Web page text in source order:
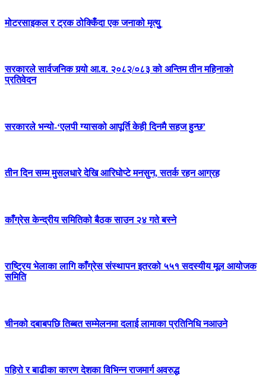
मोटरसाइकल र ट्रक ठोक्किँदा एक जनाको मृत्युु
सरकारले सार्वजनिक गर्‍यो आ.व. २०८२/०८३ को अन्तिम तीन महिनाको
प्रतिवेदन
सरकारले भन्यो-‘एलपी ग्यासको आपूर्ति केही दिनमै सहज हुन्छ’
तीन दिन सम्म मुसलधारे देखि आरिघोप्टे मनसुन, सतर्क रहन आग्रह
काँग्रेस केन्द्रीय समितिको बैठक साउन २४ गते बस्ने
राष्ट्रिय भेलाका लागि काँग्रेस संस्थापन इतरको ५५१ सदस्यीय मूल आयोजक
समिति
चीनको दबाबपछि तिब्बत सम्मेलनमा दलाई लामाका प्रतिनिधि नआउने
पहिरो र बाढीका कारण देशका विभिन्न राजमार्ग अवरुद्ध